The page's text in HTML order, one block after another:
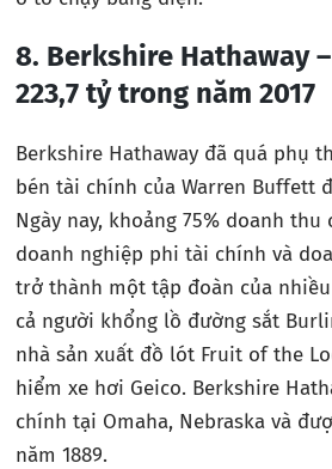
8. Berkshire Hathaway
223,7 tỷ trong năm 2017
Berkshire Hathaway đã quá phụ
bén tài chính của Warren Buffett
Ngày nay, khoảng 75% doanh
doanh nghiệp phi tài chính và
trở thành một tập đoàn của
cả người khổng lồ đường sắt
nhà sản xuất đồ lót Fruit of the
hiểm xe hơi Geico. Berkshire
chính tại Omaha, Nebraska và
năm 1889.